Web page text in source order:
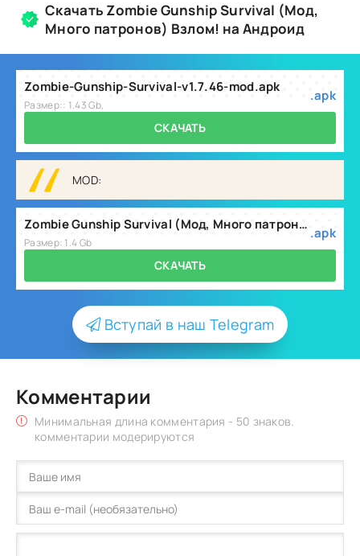
Скачать Zombie Gunship Survival (Мод,
Много патронов) Взлом! на Андроид
Zombie-Gunship-Survival-v1.7.46-mod.apk
Размер:: 1.43 Gb,
.apk
СКАЧАТЬ
MOD:
Zombie Gunship Survival (Мод, Много патронов) v1.7.48
Размер: 1.4 Gb
.apk
СКАЧАТЬ
Вступай в наш Telegram
Комментарии
Минимальная длина комментария - 50 знаков.
комментарии модерируются